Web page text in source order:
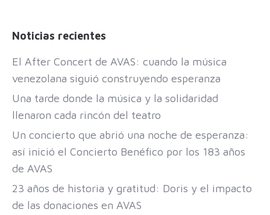
Noticias recientes
El After Concert de AVAS: cuando la música
venezolana siguió construyendo esperanza
Una tarde donde la música y la solidaridad
llenaron cada rincón del teatro
Un concierto que abrió una noche de esperanza:
así inició el Concierto Benéfico por los 183 años
de AVAS
23 años de historia y gratitud: Doris y el impacto
de las donaciones en AVAS